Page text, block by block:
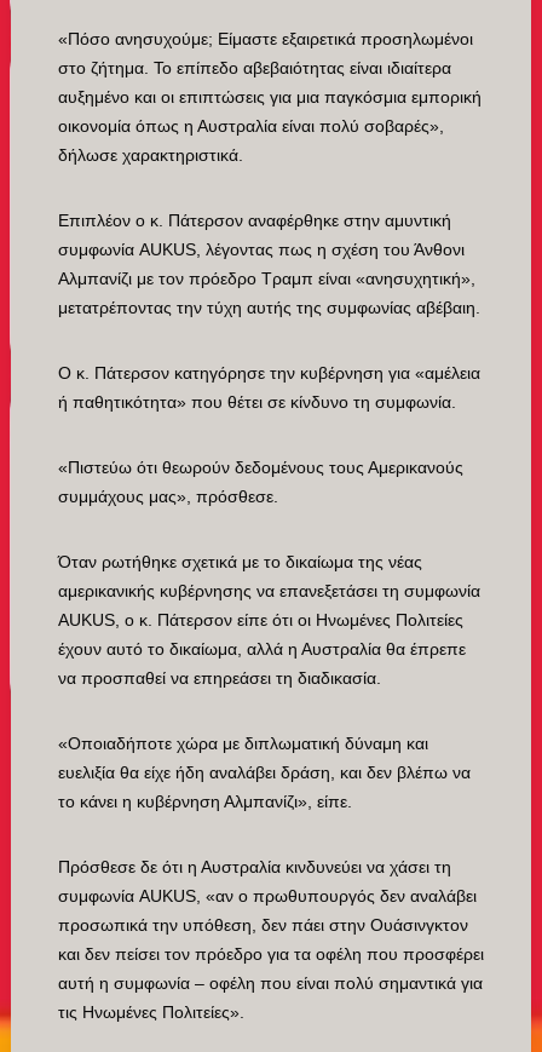
«Πόσο ανησυχούμε; Είμαστε εξαιρετικά προσηλωμένοι
στο ζήτημα. Το επίπεδο αβεβαιότητας είναι ιδιαίτερα
αυξημένο και οι επιπτώσεις για μια παγκόσμια εμπορική
οικονομία όπως η Αυστραλία είναι πολύ σοβαρές»,
δήλωσε χαρακτηριστικά.
Επιπλέον ο κ. Πάτερσον αναφέρθηκε στην αμυντική
συμφωνία AUKUS, λέγοντας πως η σχέση του Άνθονι
Αλμπανίζι με τον πρόεδρο Τραμπ είναι «ανησυχητική»,
μετατρέποντας την τύχη αυτής της συμφωνίας αβέβαιη.
Ο κ. Πάτερσον κατηγόρησε την κυβέρνηση για «αμέλεια
ή παθητικότητα» που θέτει σε κίνδυνο τη συμφωνία.
«Πιστεύω ότι θεωρούν δεδομένους τους Αμερικανούς
συμμάχους μας», πρόσθεσε.
Όταν ρωτήθηκε σχετικά με το δικαίωμα της νέας
αμερικανικής κυβέρνησης να επανεξετάσει τη συμφωνία
AUKUS, ο κ. Πάτερσον είπε ότι οι Ηνωμένες Πολιτείες
έχουν αυτό το δικαίωμα, αλλά η Αυστραλία θα έπρεπε
να προσπαθεί να επηρεάσει τη διαδικασία.
«Οποιαδήποτε χώρα με διπλωματική δύναμη και
ευελιξία θα είχε ήδη αναλάβει δράση, και δεν βλέπω να
το κάνει η κυβέρνηση Αλμπανίζι», είπε.
Πρόσθεσε δε ότι η Αυστραλία κινδυνεύει να χάσει τη
συμφωνία AUKUS, «αν ο πρωθυπουργός δεν αναλάβει
προσωπικά την υπόθεση, δεν πάει στην Ουάσινγκτον
και δεν πείσει τον πρόεδρο για τα οφέλη που προσφέρει
αυτή η συμφωνία – οφέλη που είναι πολύ σημαντικά για
τις Ηνωμένες Πολιτείες».